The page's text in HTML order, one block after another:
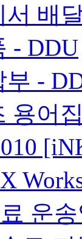
서 배
- DDU
부 -
용어
운